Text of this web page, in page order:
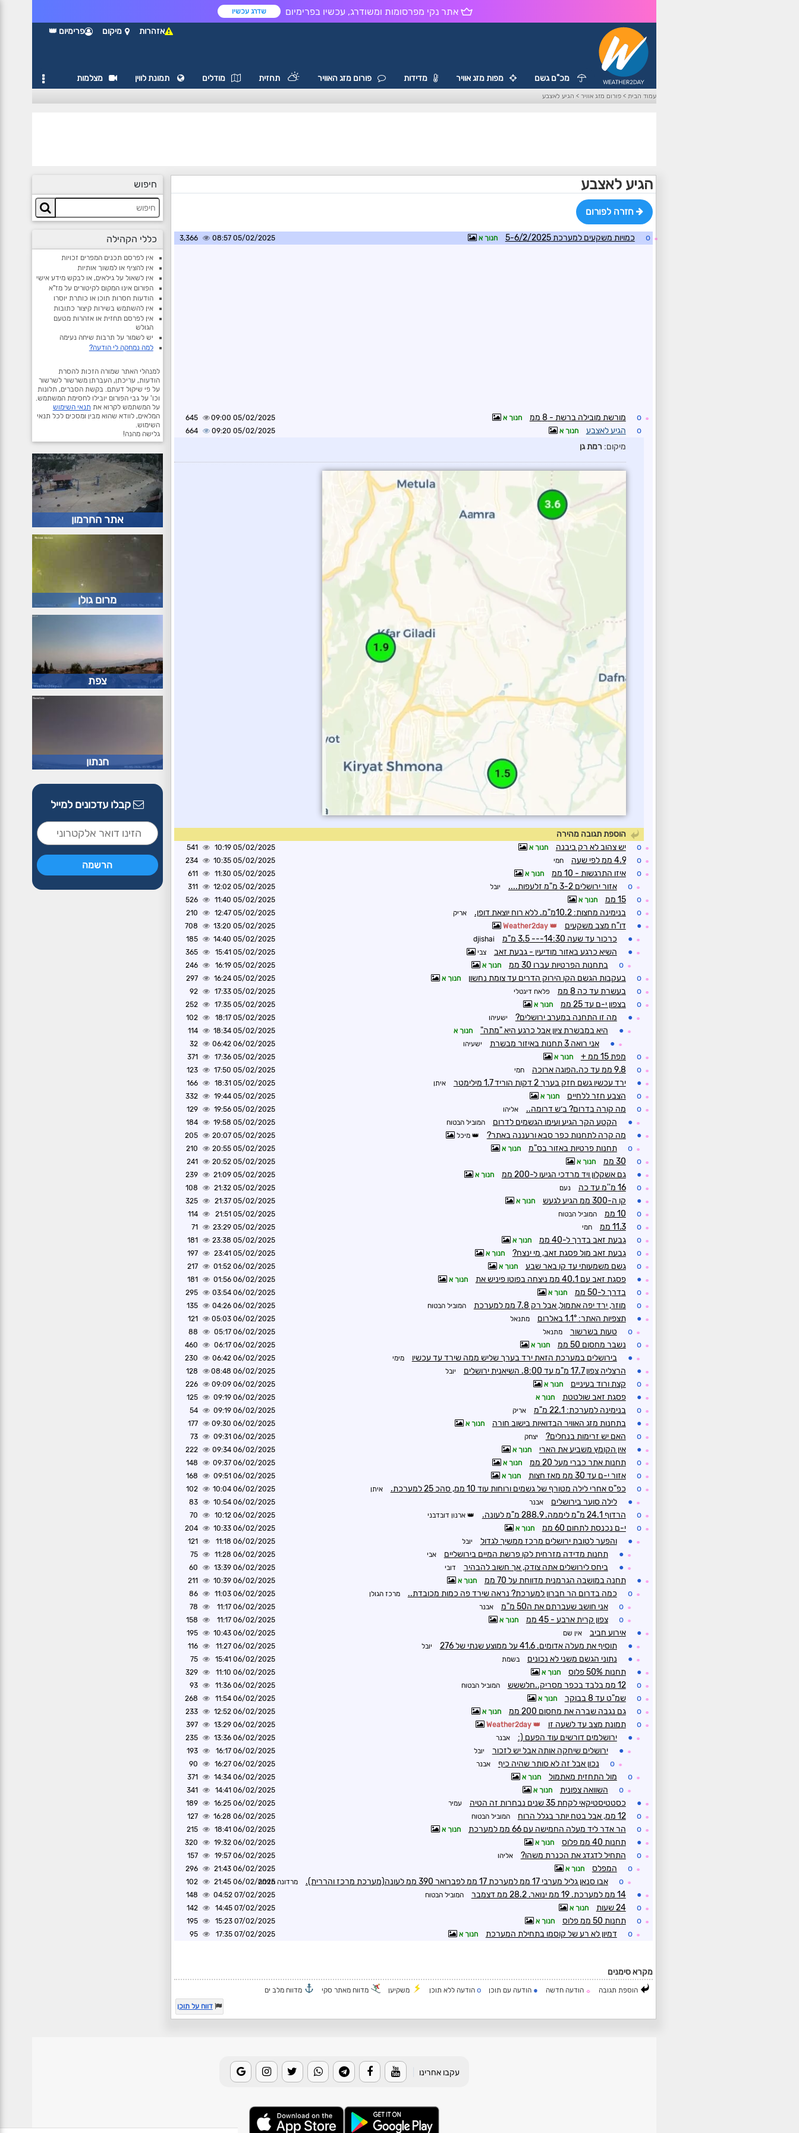
אתר נקי מפרסומות ומשודרג, עכשיו בפרימיום שדרג עכשיו
אזהרות מיקום פרימיום 👑
מכ"ם גשם מפות מזג אוויר מדידות פורום מזג האוויר תחזית מודלים תמונת לווין מצלמות
עמוד הבית >פורום מזג אוויר > הגיע לאצבע
הגיע לאצבע
חזרה לפורום
☼
o כמויות משקעים למערכת 5-6/2/2025 חנוך א 05/02/2025 08:57
3,366
☼
o מורשת מובילה ברשת - 8 ממ חנוך א 05/02/2025 09:00
645
o הגיע לאצבע חנוך א 05/02/2025 09:20
664
מיקום: רמת גן
הוספת תגובה מהירה
☼
o יש צהוב לא רק ביבנה חנוך א 05/02/2025 10:19
541
☼
o 4.9 ממ לפי שעה חמי 05/02/2025 10:35
234
☼
o איזו התרגשות - 10 ממ חנוך א 05/02/2025 11:30
611
☼
o אזור ירושלים 3-2 מ"מ זלעפות.... יובל 05/02/2025 12:02
311
☼
o 15 ממ חנוך א 05/02/2025 11:40
526
☼
o בנימינה מחצות: 10.2מ"מ. ללא רוח יוצאת דופן. אריק 05/02/2025 12:47
210
☼
● דו"ח מצב משקעים Weather2day
05/02/2025 13:20
708
☼
● כרכור עד שעה 14:30--- 3.5 מ"מ djishai
05/02/2025 14:40
185
☼
● השיא כרגע באזור מודיעין - גבעת זאב צבי 05/02/2025 15:41
365
☼
o בתחנות הפרטיות עברו 30 ממ חנוך א 05/02/2025 16:19
246
☼
o בעקבות הגשם הקו הירוק הדרים עד צומת נחשון חנוך א 05/02/2025 16:24
297
☼
o בעשרת עד כה 8 ממ פלאח דיגטלי 05/02/2025 17:33
92
☼
o בצפון י-ם עד 25 ממ חנוך א 05/02/2025 17:35
252
☼
● מה זו התחנה במערב ירושלים? ישעיהו 05/02/2025 18:17
102
☼
● היא במבשרת ציון אבל כרגע היא "מתה" חנוך א 05/02/2025 18:34
114
☼
● אני רואה 3 תחנות באיזור מבשרת ישעיהו 06/02/2025 06:42
32
☼
o מפת 15 ממ + חנוך א 05/02/2025 17:36
371
☼
o 9.8 ממ עד כה.הפוגה ארוכה חמי 05/02/2025 17:50
123
☼
● ירד עכשיו גשם חזק בערך 2 דקות הוריד 1.7 מילימטר איתן 05/02/2025 18:31
166
☼
o הצבע חזר ללחיים חנוך א 05/02/2025 19:44
332
☼
o מה קורה בדרום? ב׳ש דרומה.. אליהו 05/02/2025 19:56
129
☼
● הקטע הקר הגיע ועימו הגשמים לדרום המוביל הבטוח 05/02/2025 19:58
184
☼
● מה קרה לתחנות כפר סבא ורעננה באתר? מיכל 05/02/2025 20:07
205
☼
o תחנות פרטיות באזור בס"מ חנוך א 05/02/2025 20:55
210
☼
o 30 ממ חנוך א 05/02/2025 20:52
241
☼
● גם אשקלון ויד מרדכי הגיעו ל-200 ממ חנוך א 05/02/2025 21:09
239
☼
o 16 מ''מ עד כה נעם 05/02/2025 21:32
108
☼
● קו ה-300 ממ הגיע לגעש חנוך א 05/02/2025 21:37
325
☼
o 10 ממ המוביל הבטוח 05/02/2025 21:51
114
☼
o 11.3 ממ חמי 05/02/2025 23:29
71
☼
o גבעת זאב בדרך ל-40 ממ חנוך א 05/02/2025 23:38
181
☼
o גבעת זאב מול פסגת זאב, מי ינצח? חנוך א 05/02/2025 23:41
197
☼
o גשם משמעותי עד קו באר שבע חנוך א 06/02/2025 01:52
217
☼
● פסגת זאב עם 40.1 ממ ניצחה בפוטו פיניש את חנוך א 06/02/2025 01:56
181
☼
o בדרך ל-50 ממ חנוך א 06/02/2025 03:54
295
☼
o מוזר, ירד יפה אתמול, אבל רק 7.8 ממ למערכת המוביל הבטוח 06/02/2025 04:26
135
☼
● תצפיות האתר: 1.1° באלרום מתנאל 06/02/2025 05:03
121
☼
o טעות בשרשור מתנאל 06/02/2025 05:17
88
☼
o נשבר מחסום 50 ממ חנוך א 06/02/2025 06:17
460
☼
● בירושלים במערכת הזאת ירד בערך שליש ממה שירד עד עכשיו מימי 06/02/2025 06:42
230
☼
● הרצליה צפון 17.7 מ"מ עד 8:00. השיאנית ירושלים יובל 06/02/2025 08:48
128
☼
o קצת ורוד בעיניים חנוך א 06/02/2025 09:09
226
☼
● פסגת זאב שולטטת חנוך א 06/02/2025 09:19
125
☼
o בנימינה למערכת: 22.1 מ"מ אריק 06/02/2025 09:19
54
☼
● בתחנות מזג האוויר הבדואיות בישוב חורה חנוך א 06/02/2025 09:30
177
☼
o האם יש זרימות בנחלים? יצחק 06/02/2025 09:31
73
☼
● אין הקומץ משביע את הארי חנוך א 06/02/2025 09:34
222
☼
o תחנות אתר כברי מעל 20 ממ חנוך א 06/02/2025 09:37
148
☼
o אזור י-ם עד 30 ממ מאז חצות חנוך א 06/02/2025 09:51
168
☼
o כפ"ס אחרי לילה מטורף של גשמים ורוחות עוד 10 ממ, סהכ 25 למערכת. איתן 06/02/2025 10:04
102
☼
● לילה סוער בירושלים אבנר 06/02/2025 10:54
83
☼
o הרדוף 24.1 מ"מ ליממה. 288.9 מ"מ לעונה. ארנון דובדבני 06/02/2025 10:12
70
☼
o י-ם נכנסת לתחום 60 ממ חנוך א 06/02/2025 10:33
204
☼
● והפער לטובת ירושלים מרכז ממשיך לגדול יובל 06/02/2025 11:18
121
☼
● תחנות מדידה מזרחית לקו פרשת המיים בירושליים אבי 06/02/2025 11:28
75
☼
● ביחס לירושלים אתה צודק, אך חשוב להבהיר דובי 06/02/2025 13:39
60
☼
● תחנה במושבה הגרמנית מדווחת על 70 ממ חנוך א 06/02/2025 10:39
211
☼
o כמה בדרום הר חברון למערכת? נראה שירד פה כמות מכובדת.. מרכז הגולן 06/02/2025 11:03
86
☼
o אני חושב שעברתם את ה50 מ"מ אבנר 06/02/2025 11:17
78
☼
o צפון קרית ארבע - 45 ממ חנוך א 06/02/2025 11:17
158
☼
● אירוע חביב אין שם 06/02/2025 10:43
195
☼
● תוסיף את מעלה אדומים. 41.6 על ממוצע שנתי של 276 יובל 06/02/2025 11:27
116
☼
● נתוני הגשם משני לא נכונים בשמת 06/02/2025 15:41
75
☼
● תחנות 50% פלוס חנוך א 06/02/2025 11:10
329
☼
o 12 ממ בלבד בכפר מסריק..חלששש המוביל הבטוח 06/02/2025 11:36
93
☼
o שמ"ט עד 8 בבוקר חנוך א 06/02/2025 11:54
268
☼
o גם נגבה שברה את מחסום 200 ממ חנוך א 06/02/2025 12:52
233
☼
o תמונת מצב עד לשעה זו Weather2day
06/02/2025 13:29
397
☼
● ירושלמים דורשים עוד הפעם (: אבנר 06/02/2025 13:36
235
☼
● ירושלים שיחקה אותה אבל יש לזכור יובל 06/02/2025 16:17
193
☼
o נכון אבל זה לא סותר שהיה כיף אבנר 06/02/2025 16:27
90
☼
o מול התחזית מאתמול חנוך א 06/02/2025 14:34
371
☼
o השוואה צפונית חנוך א 06/02/2025 14:41
341
☼
● כסטטיסטיקאי לקחת 35 שנים נבחרות זה הטיה עמיר 06/02/2025 16:25
189
☼
o 12 ממ, אבל בטח יותר בגלל הרוח המוביל הבטוח 06/02/2025 16:28
127
☼
o הר אדר ליד מעלה החמישה עם 66 ממ למערכת חנוך א 06/02/2025 18:41
215
☼
● תחנות 40 ממ פלוס חנוך א 06/02/2025 19:32
320
☼
o התחיל לדגדג את הכנרת משהו? אליהו 06/02/2025 19:57
157
☼
o המפלס חנוך א 06/02/2025 21:43
296
☼
o אבו סנאן גליל מערבי 17 ממ למערכת 17 ממ לפברואר 390 ממ לעונה(מערכת מרכז והררית). מרדונה הזימה06/02/2025 21:45
102
☼
● 14 ממ למערכת. 19 ממ ינואר. 28.2 ממ דצמבר המוביל הבטוח 07/02/2025 04:52
148
☼
o 24 שעות חנוך א 07/02/2025 14:45
142
☼
o תחנות 50 ממ פלוס חנוך א 07/02/2025 15:23
195
☼
o דמיון לא רע של קוסמו בתחילת המערכת חנוך א 07/02/2025 17:35
95
מקרא סימנים
הוספת תגובה ☼ הודעה חדשה ● הודעה עם תוכן o הודעה ללא תוכן משקיען מדווח מאתר סקי
מדווח מלב ים
דווח על תוכן
חיפוש
כללי הקהילה
אין לפרסם תכנים המפרים זכויות
אין להציף או למשוך אותיות
אין לשאול על גילאים, או לבקש מידע אישי
הפורום אינו המקום לקיטורים על מז"א
הודעות חסרות תוכן או כותרת יוסרו
אין להשתמש בשירות קיצור כתובות
אין לפרסם תחזית או אזהרות מטעם
הגולש
יש לשמור על תרבות שיחה נעימה
למה נמחקה לי הודעה?
למנהלי האתר שמורה הזכות להסרת
הודעות, עריכתן, העברתן משרשור לשרשור
על פי שיקול דעתם. בקשת הסברים, תלונות
וכו' על גבי הפורום יובילו לחסימת המשתמש.
על המשתמש לקרוא את תנאי השימוש
המלאים, לוודא שהוא מבין ומסכים לכל תנאי
השימוש.
גלישה מהנה!
אתר החרמון
מרום גולן
צפת
חנתון
קבלו עדכונים למייל
עקבו אחרינו